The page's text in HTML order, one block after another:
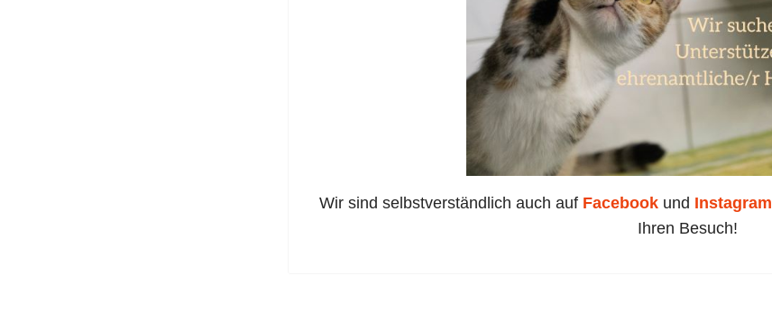
Wir sind selbstverständlich auch auf Facebook und Instagram
Ihren Besuch!